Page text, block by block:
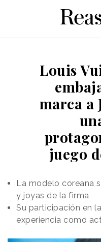
Louis
marca a
juego
La modelo coreana
y joyas de la firma
Su participación en
experiencia como